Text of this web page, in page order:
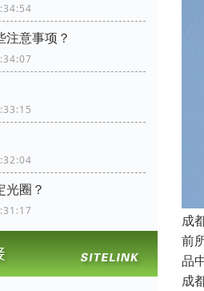
意事项？
光圈？
成
前
品
成